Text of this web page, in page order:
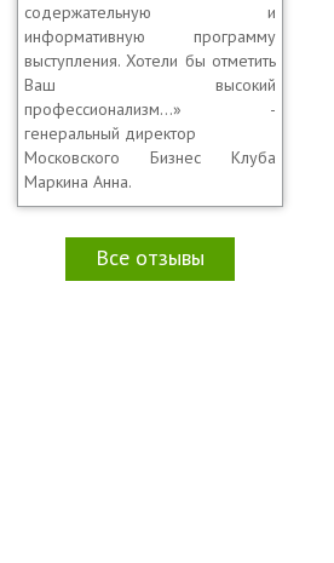
содержательную и
информативную программу
выступления. Хотели бы отметить
Ваш высокий
профессионализм…» -
генеральный директор
Московского Бизнес Клуба
Маркина Анна.
Все отзывы